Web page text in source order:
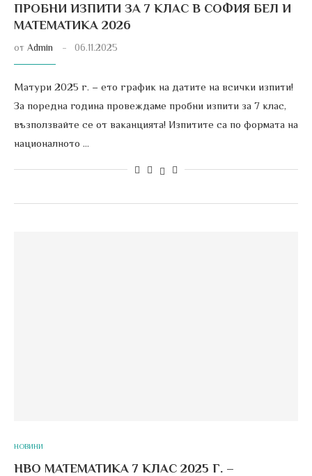
ПРОБНИ ИЗПИТИ ЗА 7 КЛАС В СОФИЯ БЕЛ И
МАТЕМАТИКА 2026
от Admin 06.11.2025
Матури 2025 г. – ето график на датите на всички изпити!
За поредна година провеждаме пробни изпити за 7 клас,
възползвайте се от ваканцията! Изпитите са по формата на
националното …
НОВИНИ
НВО МАТЕМАТИКА 7 КЛАС 2025 Г. –